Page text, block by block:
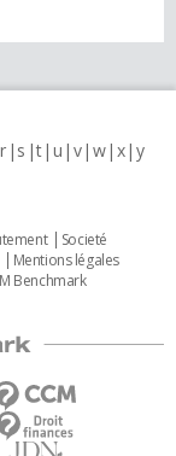
r s t u v w x y
Societé
Mentions légales
Benchmark